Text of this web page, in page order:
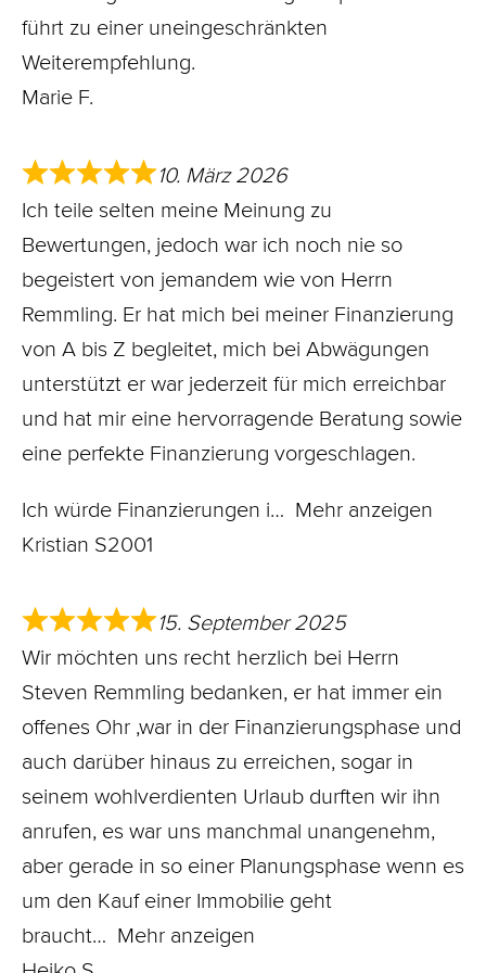
führt zu einer uneingeschränkten
Weiterempfehlung.
Marie F.
10. März 2026
Ich teile selten meine Meinung zu
Bewertungen, jedoch war ich noch nie so
begeistert von jemandem wie von Herrn
Remmling. Er hat mich bei meiner Finanzierung
von A bis Z begleitet, mich bei Abwägungen
unterstützt er war jederzeit für mich erreichbar
und hat mir eine hervorragende Beratung sowie
eine perfekte Finanzierung vorgeschlagen.
Ich würde Finanzierungen i
Mehr anzeigen
Kristian S2001
15. September 2025
Wir möchten uns recht herzlich bei Herrn
Steven Remmling bedanken, er hat immer ein
offenes Ohr ,war in der Finanzierungsphase und
auch darüber hinaus zu erreichen, sogar in
seinem wohlverdienten Urlaub durften wir ihn
anrufen, es war uns manchmal unangenehm,
aber gerade in so einer Planungsphase wenn es
um den Kauf einer Immobilie geht
braucht
Mehr anzeigen